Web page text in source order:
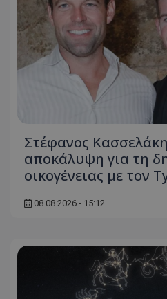
Στέφανος
αποκάλυψη για τη
οικογένειας με τον
08.08.2026 - 15:12